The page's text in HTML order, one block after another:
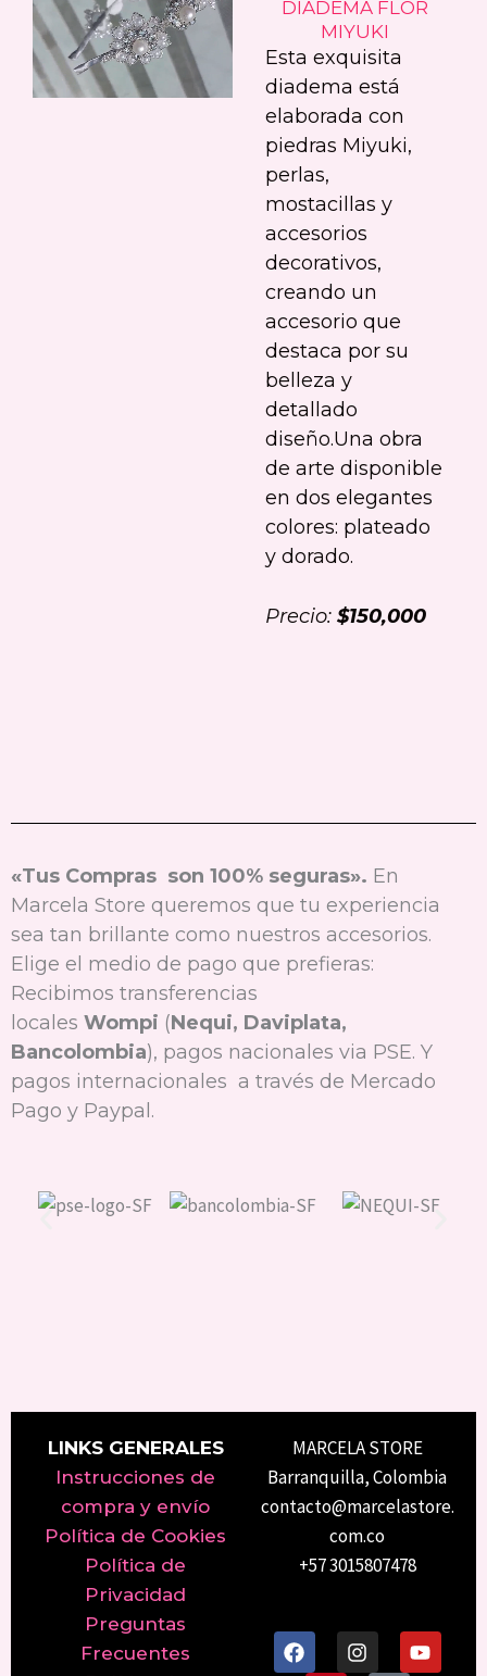
DIADEMA FLOR
MIYUKI
Esta exquisita
diadema está
elaborada con
piedras Miyuki,
perlas,
mostacillas y
accesorios
decorativos,
creando un
accesorio que
destaca por su
belleza y
detallado
diseño.Una obra
de arte disponible
en dos elegantes
colores: plateado
y dorado.
Precio: $150,000
«Tus Compras son 100% seguras». En
Marcela Store queremos que tu experiencia
sea tan brillante como nuestros accesorios.
Elige el medio de pago que prefieras:
Recibimos transferencias
locales Wompi (Nequi, Daviplata,
Bancolombia), pagos nacionales via PSE. Y
pagos internacionales a través de Mercado
Pago y Paypal.
LINKS GENERALES
Instrucciones de
compra y envío
Política de Cookies
Política de
Privacidad
Preguntas
Frecuentes
MARCELA STORE
Barranquilla, Colombia
contacto@marcelastore.
com.co
+57 3015807478
F
a
I
n
Y
o